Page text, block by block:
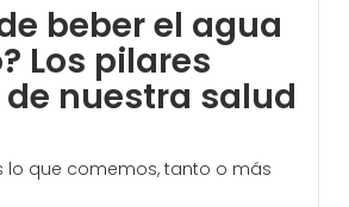
beber el agua
Los pilares
nuestra salud
lo que comemos, tanto o más